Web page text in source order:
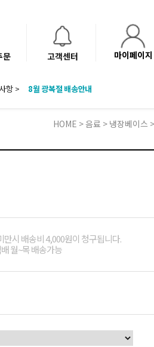
문 고객센터 마이페이지
항 >
'NEW 바이브믹스 or 바리스타시럽 1종'
HOME >음료 > 냉장베이스
만시 배송비 4,000원이 청구됩니다.
월~목 배송가능